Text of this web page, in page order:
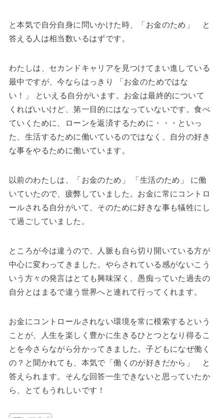
と本気で自分自身に問いかけた時、「お金のため」 と
答える人は相当数いるはずです。
わたしは、セカンドキャリアを見つけてまい進している
最中ですが、今ならはっきり 「お金のためではな
い！」 といえる自分がいます。お金は最終的について
くればいいけど、第一目的にはなっていないです。食べ
ていくために、ローンを返済するために・・・といっ
た、生活するために働いているのではなく、自分の好き
な事をやるために働いています。
以前のわたしは、「お金のため」 「生活のため」 に働
いていたので、疲弊していました。お金に常にコントロ
ールされる自分がいて、そのために好きな事も犠牲にし
て過ごしていました。
ところが今は違うので、人脈も自ら切り開いている方が
中心に変わってきました。やらされている感がないこう
いう方々の発言はとても興味深く、愚痴っていた過去の
自分とはまるで違う世界へと連れて行ってくれます。
お金にコントロールされない環境を常に模索するという
ことが、人生を楽しく豊かに生きるひとつとなり得るこ
とを今さらながら分かってきました。子どもになぜ働く
の？と聞かれても、本気で「働くのが好きだから」 と
答えられます。そんな回答一生できないと思っていたか
ら、とてもうれしいです！